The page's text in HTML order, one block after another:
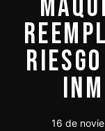
16 de